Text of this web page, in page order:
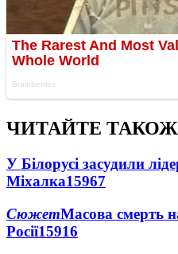
ЧИТАЙТЕ ТАКОЖ
У Білорусі засудили
Міхалка15967
СюжетМасова смерть
Росії15916